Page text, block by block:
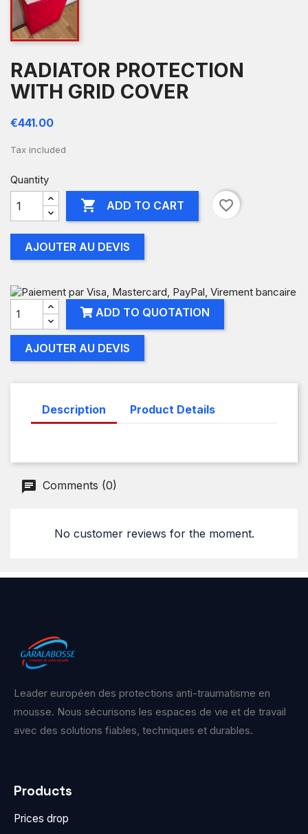
RADIATOR PROTECTION
WITH GRID COVER
€441.00
Tax included
Quantity
 ADD TO CART favorite_border
AJOUTER AU DEVIS
ADD TO QUOTATION
AJOUTER AU DEVIS
Description Product Details
Comments (0)
No customer reviews for the moment.
Leader européen des protections anti-traumatisme en
mousse. Nous sécurisons les espaces de vie et de travail
avec des solutions fiables, techniques et durables.
Products
Prices drop